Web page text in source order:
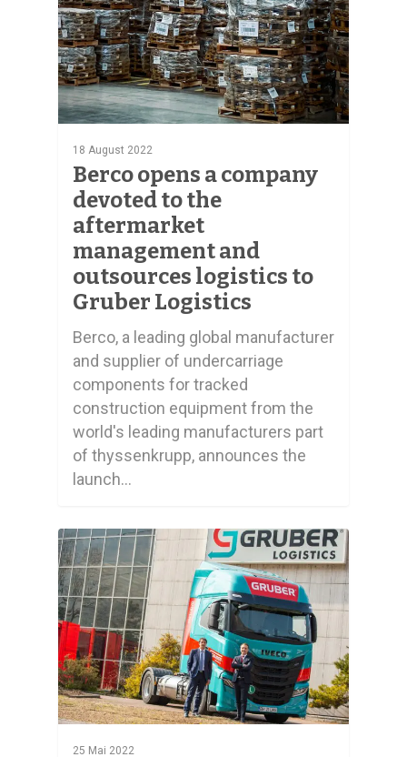
18 August 2022
Berco opens a company
devoted to the
aftermarket
management and
outsources logistics to
Gruber Logistics
Berco, a leading global manufacturer
and supplier of undercarriage
components for tracked
construction equipment from the
world's leading manufacturers part
of thyssenkrupp, announces the
launch…
25 Mai 2022
0